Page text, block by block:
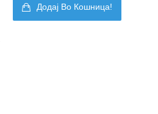
Додај Во Кошница!